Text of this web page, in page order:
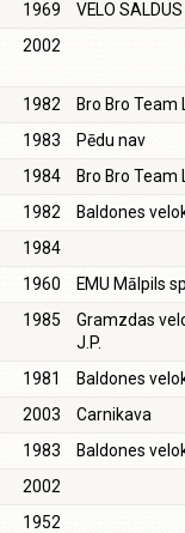
1969
VELO SALDUS
2002
1982
Bro Bro Team
1983
Pēdu nav
1984
Bro Bro Team
1982
Baldones
1984
1960
EMU Mālpils
1985
Gramzdas
J.P.
1981
Baldones
2003
Carnikava
1983
Baldones
2002
1952